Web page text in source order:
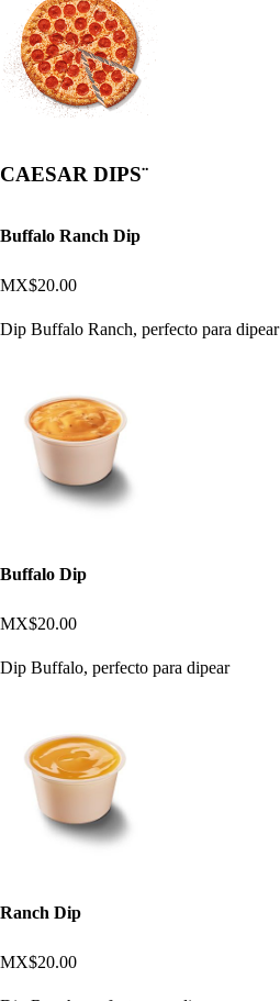
CAESAR DIPS¨
Buffalo Ranch Dip
MX$20.00
Dip Buffalo Ranch, perfecto para dipear
Buffalo Dip
MX$20.00
Dip Buffalo, perfecto para dipear
Ranch Dip
MX$20.00